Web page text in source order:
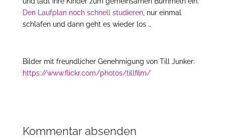
Den Laufplan noch schnell studieren, nur einmal
schlafen und dann geht es wieder los …
Bilder mit freundlicher Genehmigung von Till Junker:
https://www.flickr.com/photos/tillfilm/
Kommentar absenden